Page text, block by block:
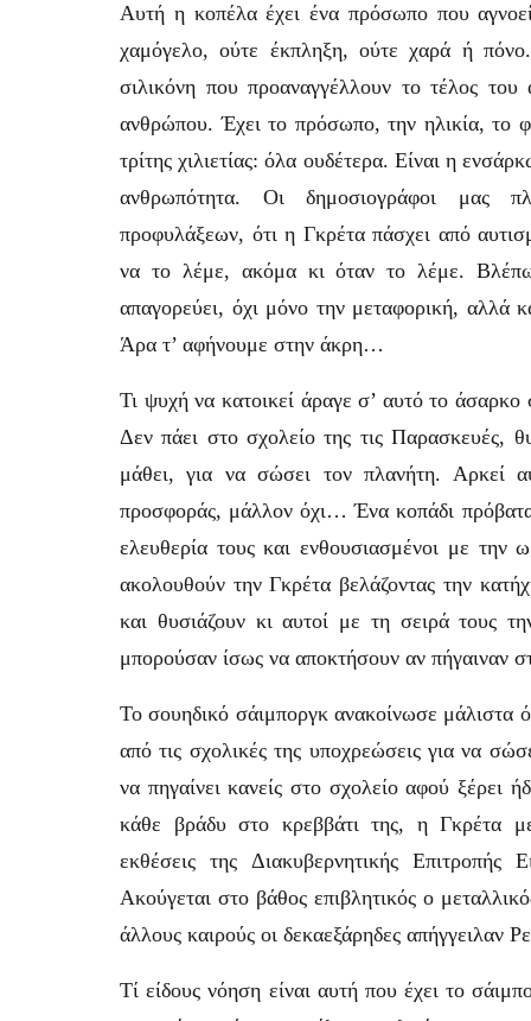
Αυτή η κοπέλα έχει ένα πρόσωπο που
χαμόγελο, ούτε έκπληξη, ούτε χαρά ή
σιλικόνη που προαναγγέλλουν το τέλος
ανθρώπου. Έχει το πρόσωπο, την ηλικία, το
τρίτης χιλιετίας: όλα ουδέτερα. Είναι η
ανθρωπότητα. Οι δημοσιογράφοι μας
προφυλάξεων, ότι η Γκρέτα πάσχει από
να το λέμε, ακόμα κι όταν το λέμε.
απαγορεύει, όχι μόνο την μεταφορική, αλλά
Άρα τ’ αφήνουμε στην άκρη…
Τι ψυχή να κατοικεί άραγε σ’ αυτό το
Δεν πάει στο σχολείο της τις Παρασκευές,
μάθει, για να σώσει τον πλανήτη. Αρκεί
προσφοράς, μάλλον όχι… Ένα κοπάδι πρόβατα
ελευθερία τους και ενθουσιασμένοι με την
ακολουθούν την Γκρέτα βελάζοντας την
και θυσιάζουν κι αυτοί με τη σειρά τους
μπορούσαν ίσως να αποκτήσουν αν πήγαιναν
Το σουηδικό σάιμποργκ ανακοίνωσε μάλιστα
από τις σχολικές της υποχρεώσεις για να
να πηγαίνει κανείς στο σχολείο αφού ξέρει
κάθε βράδυ στο κρεββάτι της, η Γκρέτα
εκθέσεις της Διακυβερνητικής
Ακούγεται στο βάθος επιβλητικός ο
άλλους καιρούς οι δεκαεξάρηδες απήγγειλαν
Τί είδους νόηση είναι αυτή που έχει το